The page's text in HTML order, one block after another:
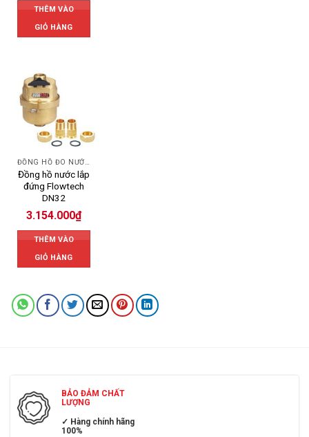
THÊM VÀO
GIỎ HÀNG
ĐỒNG HỒ ĐO NƯỚC FLOWTECH
Đồng hồ nước lắp
đứng Flowtech
DN32
3.154.000₫
THÊM VÀO
GIỎ HÀNG
BẢO ĐẢM CHẤT
LƯỢNG
✓ Hàng chính hãng
100%